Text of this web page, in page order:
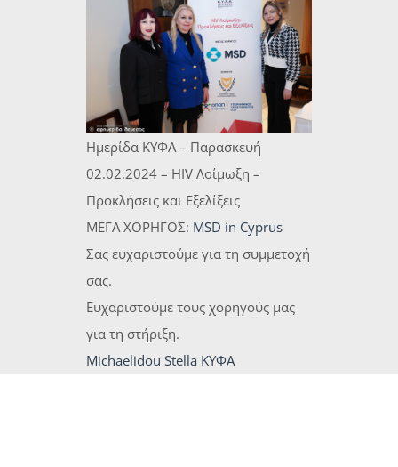
Ημερίδα ΚΥΦΑ – Παρασκευή
02.02.2024 – HIV Λοίμωξη –
Προκλήσεις και Εξελίξεις
ΜΕΓΑ ΧΟΡΗΓΟΣ: MSD in Cyprus
Σας ευχαριστούμε για τη συμμετοχή
σας.
Ευχαριστούμε τους χορηγούς μας
για τη στήριξη.
Michaelidou Stella ΚΥΦΑ